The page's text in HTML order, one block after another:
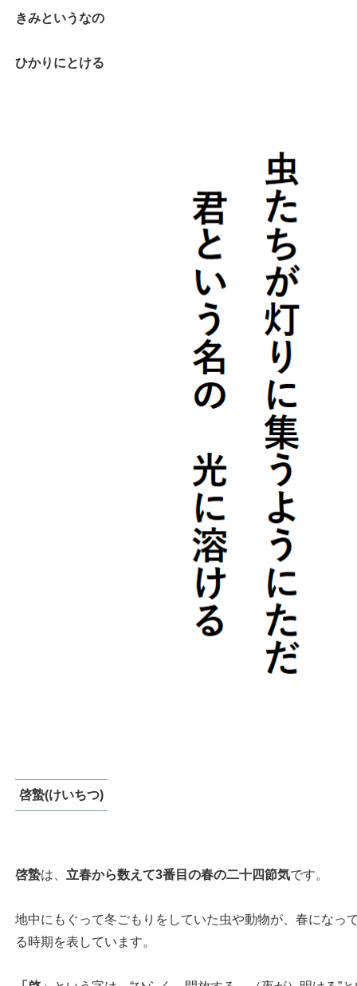
きみというなの
ひかりにとける
啓蟄(けいちつ)
啓蟄は、 立春から数えて3番目の春の二十四節気です。
地中にもぐって冬ごもりをしていた虫や動物が、春になっ
る時期を表しています。